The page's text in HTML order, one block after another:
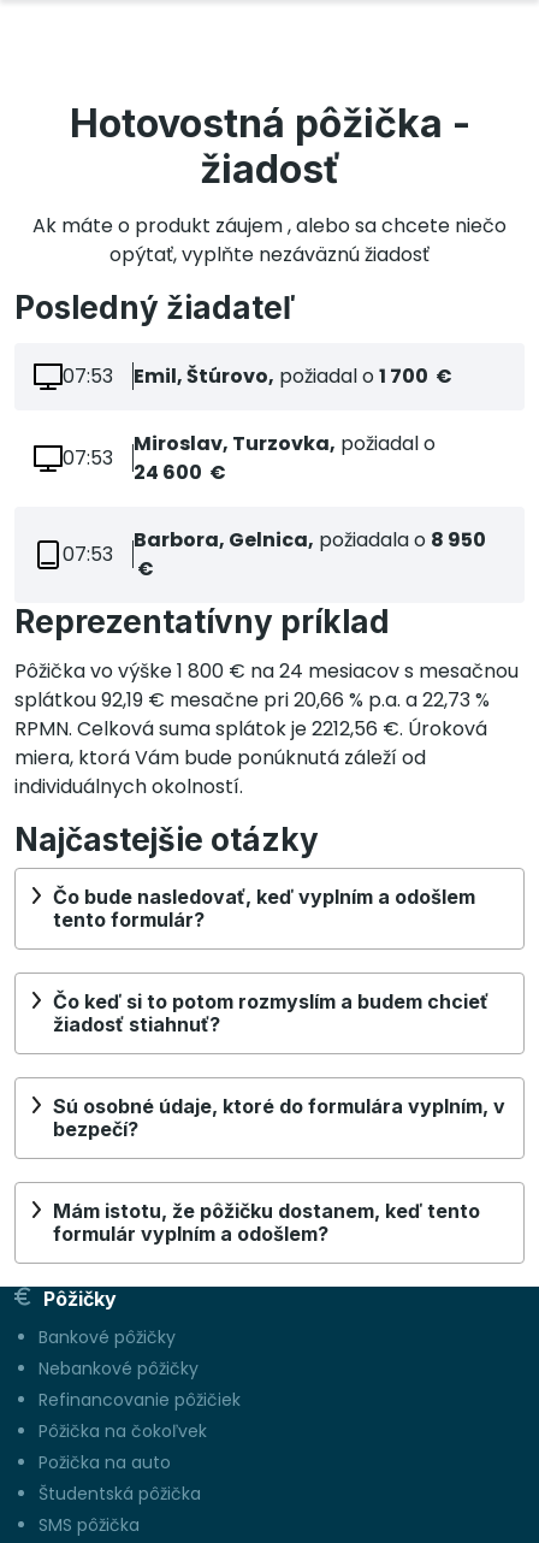
Hotovostná pôžička -
žiadosť
Ak máte o produkt záujem , alebo sa chcete niečo
opýtať, vyplňte nezáväznú žiadosť
Posledný žiadateľ
07:53 Emil, Štúrovo, požiadal o1 700 €
07:53
Miroslav, Turzovka, požiadal o
24 600 €
07:53
Barbora, Gelnica, požiadala o 8 950
€
Reprezentatívny príklad
Pôžička vo výške 1 800 € na 24 mesiacov s mesačnou
splátkou 92,19 € mesačne pri 20,66 % p.a. a 22,73 %
RPMN. Celková suma splátok je 2212,56 €. Úroková
miera, ktorá Vám bude ponúknutá záleží od
individuálnych okolností.
Najčastejšie otázky
Čo bude nasledovať, keď vyplním a odošlem
tento formulár?
Čo keď si to potom rozmyslím a budem chcieť
žiadosť stiahnuť?
Sú osobné údaje, ktoré do formulára vyplním, v
bezpečí?
Mám istotu, že pôžičku dostanem, keď tento
formulár vyplním a odošlem?
Pôžičky
Bankové pôžičky
Nebankové pôžičky
Refinancovanie pôžičiek
Pôžička na čokoľvek
Požička na auto
Študentská pôžička
SMS pôžička